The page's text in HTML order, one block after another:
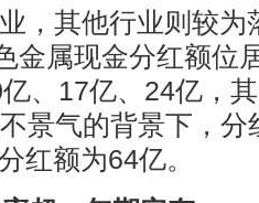
，其他行业则较为
金属现金分红额位
、17亿、24亿，
景气的背景下，分
红额为64亿。